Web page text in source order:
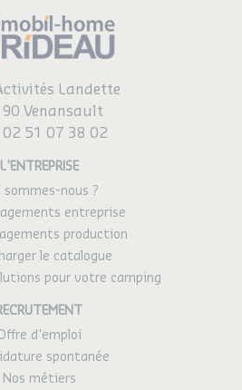
Landette
Venansault
02 51 07 38 02
L'ENTREPRISE
sommes-nous ?
entreprise
production
le catalogue
pour votre camping
d'emploi
spontanée
Nos métiers